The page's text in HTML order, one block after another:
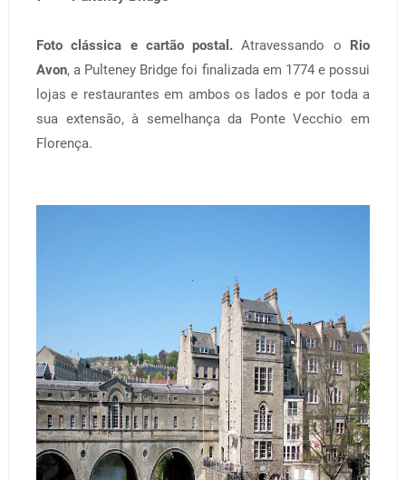
Foto clássica e cartão postal. Atravessando o Rio
Avon, a Pulteney Bridge foi finalizada em 1774 e possui
lojas e restaurantes em ambos os lados e por toda a
sua extensão, à semelhança da Ponte Vecchio em
Florença.